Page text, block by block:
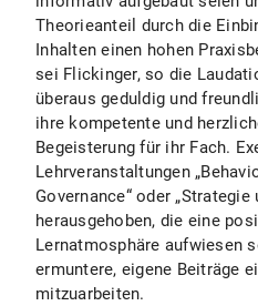
Theorieanteil durch die
Inhalten einen hohen
sei Flickinger, so die
überaus geduldig und
ihre kompetente und
Begeisterung für ihr Fach.
Lehrveranstaltungen
Governance“ oder „Strategie
herausgehoben, die eine
Lernatmosphäre aufwiesen
ermuntere, eigene Beiträge
mitzuarbeiten.